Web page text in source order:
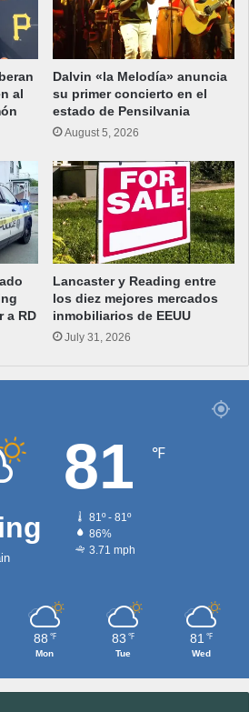
al
Dalvin «la Melodía» anuncia
su primer concierto en el
estado de Pensilvania
August 5, 2026
a RD
Lancaster y Reading entre
los diez mejores mercados
inmobiliarios de EEUU
July 31, 2026
81 ℉
81º - 81º
86%
3.71 mph
88 ℉
Mon
83 ℉
Tue
81 ℉
Wed